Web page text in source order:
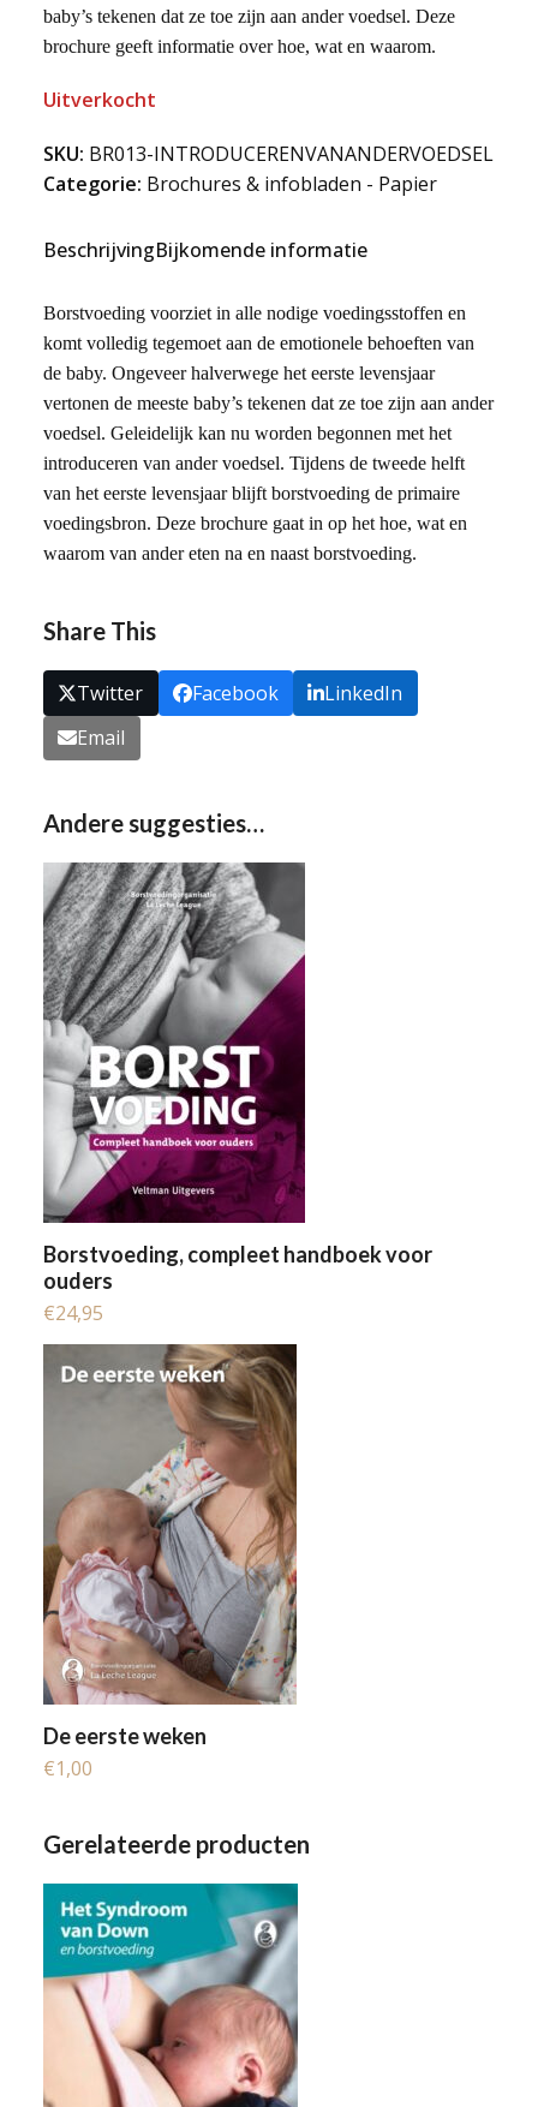
baby’s tekenen dat ze toe zijn aan ander voedsel. Deze
brochure geeft informatie over hoe, wat en waarom.
Uitverkocht
SKU: BR013-INTRODUCERENVANANDERVOEDSEL
Categorie: Brochures & infobladen - Papier
BeschrijvingBijkomende informatie
Borstvoeding voorziet in alle nodige voedingsstoffen en
komt volledig tegemoet aan de emotionele behoeften van
de baby. Ongeveer halverwege het eerste levensjaar
vertonen de meeste baby’s tekenen dat ze toe zijn aan ander
voedsel. Geleidelijk kan nu worden begonnen met het
introduceren van ander voedsel. Tijdens de tweede helft
van het eerste levensjaar blijft borstvoeding de primaire
voedingsbron. Deze brochure gaat in op het hoe, wat en
waarom van ander eten na en naast borstvoeding.
Share This
Twitter Facebook
LinkedIn
Email
Andere suggesties…
Borstvoeding, compleet handboek voor
ouders
€24,95
De eerste weken
€1,00
Gerelateerde producten